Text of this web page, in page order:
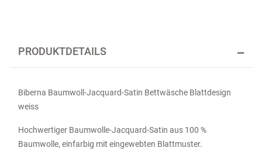
PRODUKTDETAILS
Biberna Baumwoll-Jacquard-Satin Bettwäsche Blattdesign
weiss
Hochwertiger Baumwolle-Jacquard-Satin aus 100 %
Baumwolle, einfarbig mit eingewebten Blattmuster.